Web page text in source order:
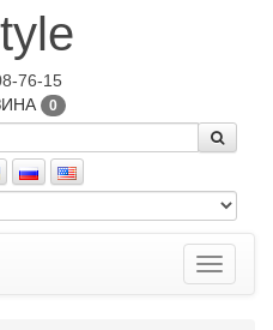
76-15
0
Toggle